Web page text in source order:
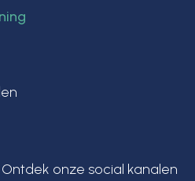
Ontdek onze social kanalen